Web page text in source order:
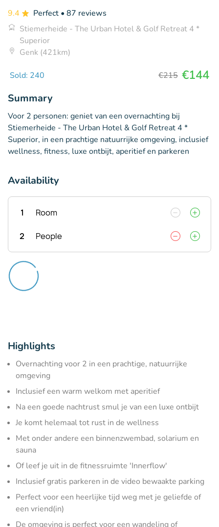
9.4 Perfect • 87 reviews
Stiemerheide - The Urban Hotel & Golf Retreat 4 *
Superior
Genk (421km)
Sold: 240 €215 €144
Summary
Voor 2 personen: geniet van een overnachting bij
Stiemerheide - The Urban Hotel & Golf Retreat 4 *
Superior, in een prachtige natuurrijke omgeving, inclusief
wellness, fitness, luxe ontbijt, aperitief en parkeren
Availability
1 Room
2 People
Highlights
Overnachting voor 2 in een prachtige, natuurrijke
omgeving
Inclusief een warm welkom met aperitief
Na een goede nachtrust smul je van een luxe ontbijt
Je komt helemaal tot rust in de wellness
Met onder andere een binnenzwembad, solarium en
sauna
Of leef je uit in de fitnessruimte 'Innerflow'
Inclusief gratis parkeren in de video bewaakte parking
Perfect voor een heerlijke tijd weg met je geliefde of
een vriend(in)
De omgeving is perfect voor een wandeling of